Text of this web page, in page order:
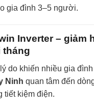
gia đình 3–5 người.
Inverter – giảm
tháng
do khiến nhiều gia đình
Ninh quan tâm đến
tiết kiệm điện.